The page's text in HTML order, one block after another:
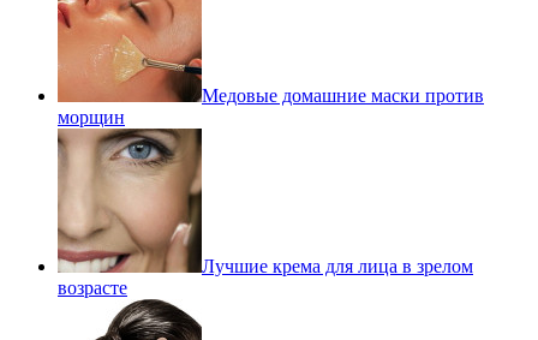
Медовые домашние маски против
морщин
Лучшие крема для лица в зрелом
возрасте